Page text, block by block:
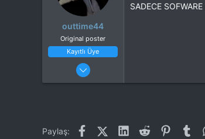
outtime44
Original poster
Kayıtlı Üye
3 Şub 2015
SADECE
Paylaş: FacebookX (Twitter)LinkedIn
Reddit Pinterest